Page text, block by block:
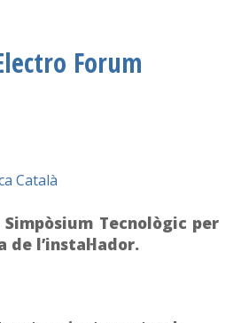
Forum
Simpòsium Tecnològic per
de l’instal·lador.